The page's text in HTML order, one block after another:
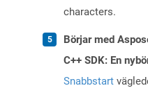
characters.
Börjar med
C++ SDK: En
Snabbstart